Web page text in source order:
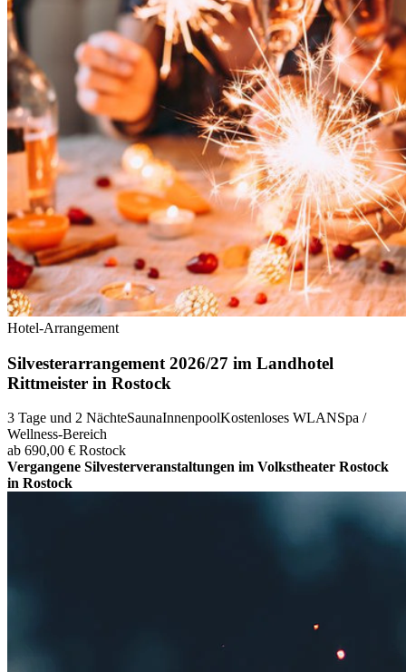
Hotel-Arrangement
Silvesterarrangement 2026/27 im Landhotel
Rittmeister in Rostock
3 Tage und 2 NächteSaunaInnenpoolKostenloses WLANSpa /
Wellness-Bereich
ab 690,00 € Rostock
Vergangene Silvesterveranstaltungen im Volkstheater Rostock
in Rostock